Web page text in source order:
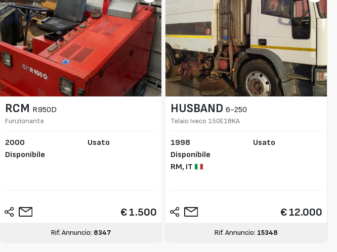
RCM R950D
Funzionante
2000
Disponibile
Usato
€ 1.500
Rif. Annuncio: 8347
HUSBAND 6-250
Telaio Iveco 150E18KA
1998
Disponibile
RM, IT
Usato
€ 12.000
Rif. Annuncio: 15348